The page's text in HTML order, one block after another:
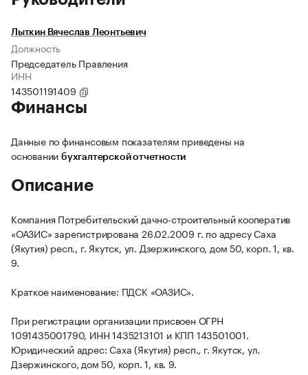
Лыткин Вячеслав Леонтьевич
Должность
Председатель Правления
ИНН
143501191409
Финансы
Данные по финансовым показателям приведены на
основании бухгалтерской отчетности
Описание
Компания Потребительский дачно-строительный кооператив
«ОАЗИС» зарегистрирована 26.02.2009 г. по адресу Саха
(Якутия) респ., г. Якутск, ул. Дзержинского, дом 50, корп. 1, кв.
9.
Краткое наименование: ПДСК «ОАЗИС».
При регистрации организации присвоен ОГРН
1091435001790, ИНН 1435213101 и КПП 143501001.
Юридический адрес: Саха (Якутия) респ., г. Якутск, ул.
Дзержинского, дом 50, корп. 1, кв. 9.